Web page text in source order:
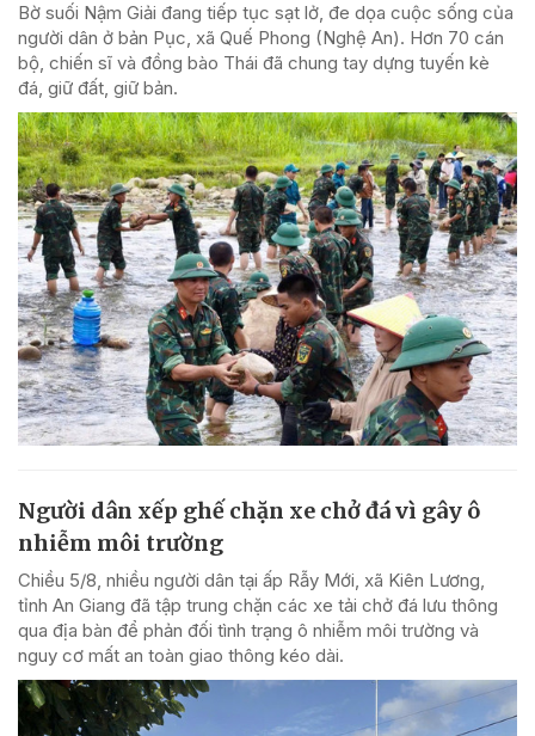
Bờ suối Nậm Giải đang tiếp tục sạt lở, đe dọa cuộc sống của
người dân ở bản Pục, xã Quế Phong (Nghệ An). Hơn 70 cán
bộ, chiến sĩ và đồng bào Thái đã chung tay dựng tuyến kè
đá, giữ đất, giữ bản.
Người dân xếp ghế chặn xe chở đá vì gây ô
nhiễm môi trường
Chiều 5/8, nhiều người dân tại ấp Rẫy Mới, xã Kiên Lương,
tỉnh An Giang đã tập trung chặn các xe tải chở đá lưu thông
qua địa bàn để phản đối tình trạng ô nhiễm môi trường và
nguy cơ mất an toàn giao thông kéo dài.